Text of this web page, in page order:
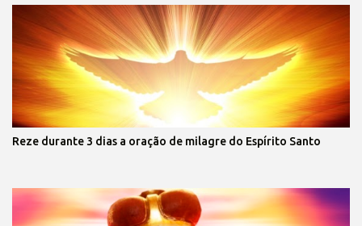
Reze durante 3 dias a oração de milagre do Espírito Santo